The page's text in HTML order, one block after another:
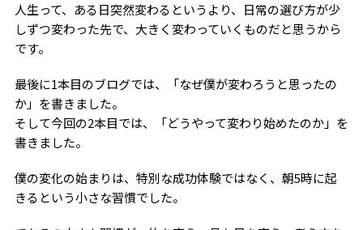
人生って、ある日突然変わるというより、日常の選び方が少
しずつ変わった先で、大きく変わっていくものだと思うから
です。
最後に1本目のブログでは、「なぜ僕が変わろうと思ったの
か」を書きました。
そして今回の2本目では、「どうやって変わり始めたのか」を
書きました。
僕の変化の始まりは、特別な成功体験ではなく、朝5時に起
きるという小さな習慣でした。